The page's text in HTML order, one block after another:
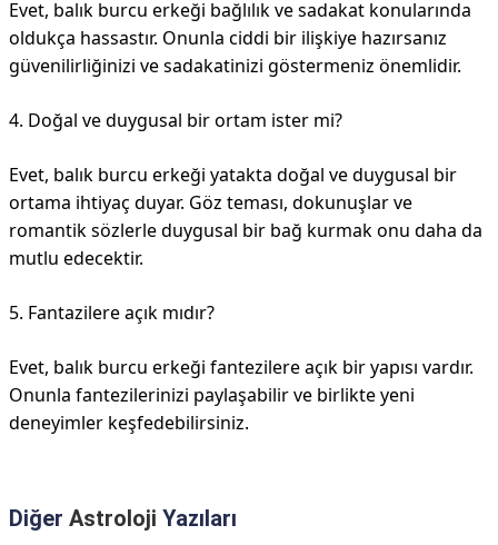
Evet, balık burcu erkeği bağlılık ve sadakat konularında
oldukça hassastır. Onunla ciddi bir ilişkiye hazırsanız
güvenilirliğinizi ve sadakatinizi göstermeniz önemlidir.
4. Doğal ve duygusal bir ortam ister mi?
Evet, balık burcu erkeği yatakta doğal ve duygusal bir
ortama ihtiyaç duyar. Göz teması, dokunuşlar ve
romantik sözlerle duygusal bir bağ kurmak onu daha da
mutlu edecektir.
5. Fantazilere açık mıdır?
Evet, balık burcu erkeği fantezilere açık bir yapısı vardır.
Onunla fantezilerinizi paylaşabilir ve birlikte yeni
deneyimler keşfedebilirsiniz.
Diğer Astroloji Yazıları